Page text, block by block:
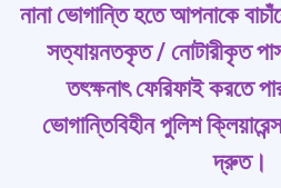
নানা ভোগান্তি হতে আপনাকে
সত্যায়নতকৃত / নোটারীকৃত
তৎক্ষনাৎ ফেরিফাই করতে
ভোগান্তিবিহীন পুলিশ
দ্রুত।